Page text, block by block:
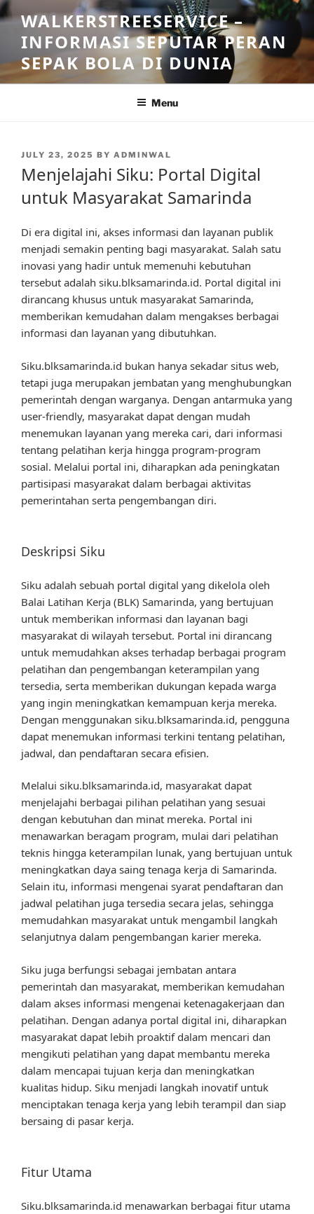
Skip
to
content
WALKERSTREESERVICE –
INFORMASI SEPUTAR PERAN
SEPAK BOLA DI DUNIA
Menu
POSTED
JULY 23, 2025 BY ADMINWAL
Menjelajahi Siku: Portal Digital
untuk Masyarakat Samarinda
Di era digital ini, akses informasi dan layanan publik
menjadi semakin penting bagi masyarakat. Salah satu
inovasi yang hadir untuk memenuhi kebutuhan
tersebut adalah siku.blksamarinda.id. Portal digital ini
dirancang khusus untuk masyarakat Samarinda,
memberikan kemudahan dalam mengakses berbagai
informasi dan layanan yang dibutuhkan.
Siku.blksamarinda.id bukan hanya sekadar situs web,
tetapi juga merupakan jembatan yang menghubungkan
pemerintah dengan warganya. Dengan antarmuka yang
user-friendly, masyarakat dapat dengan mudah
menemukan layanan yang mereka cari, dari informasi
tentang pelatihan kerja hingga program-program
sosial. Melalui portal ini, diharapkan ada peningkatan
partisipasi masyarakat dalam berbagai aktivitas
pemerintahan serta pengembangan diri.
Deskripsi Siku
Siku adalah sebuah portal digital yang dikelola oleh
Balai Latihan Kerja (BLK) Samarinda, yang bertujuan
untuk memberikan informasi dan layanan bagi
masyarakat di wilayah tersebut. Portal ini dirancang
untuk memudahkan akses terhadap berbagai program
pelatihan dan pengembangan keterampilan yang
tersedia, serta memberikan dukungan kepada warga
yang ingin meningkatkan kemampuan kerja mereka.
Dengan menggunakan siku.blksamarinda.id, pengguna
dapat menemukan informasi terkini tentang pelatihan,
jadwal, dan pendaftaran secara efisien.
Melalui siku.blksamarinda.id, masyarakat dapat
menjelajahi berbagai pilihan pelatihan yang sesuai
dengan kebutuhan dan minat mereka. Portal ini
menawarkan beragam program, mulai dari pelatihan
teknis hingga keterampilan lunak, yang bertujuan untuk
meningkatkan daya saing tenaga kerja di Samarinda.
Selain itu, informasi mengenai syarat pendaftaran dan
jadwal pelatihan juga tersedia secara jelas, sehingga
memudahkan masyarakat untuk mengambil langkah
selanjutnya dalam pengembangan karier mereka.
Siku juga berfungsi sebagai jembatan antara
pemerintah dan masyarakat, memberikan kemudahan
dalam akses informasi mengenai ketenagakerjaan dan
pelatihan. Dengan adanya portal digital ini, diharapkan
masyarakat dapat lebih proaktif dalam mencari dan
mengikuti pelatihan yang dapat membantu mereka
dalam mencapai tujuan kerja dan meningkatkan
kualitas hidup. Siku menjadi langkah inovatif untuk
menciptakan tenaga kerja yang lebih terampil dan siap
bersaing di pasar kerja.
Fitur Utama
Siku.blksamarinda.id menawarkan berbagai fitur utama